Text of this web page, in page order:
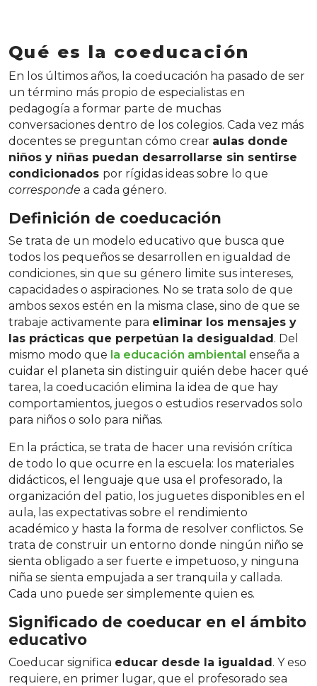
Qué es la coeducación
En los últimos años, la coeducación ha pasado de ser
un término más propio de especialistas en
pedagogía a formar parte de muchas
conversaciones dentro de los colegios. Cada vez más
docentes se preguntan cómo crear aulas donde
niños y niñas puedan desarrollarse sin sentirse
condicionados por rígidas ideas sobre lo que
corresponde a cada género.
Definición de coeducación
Se trata de un modelo educativo que busca que
todos los pequeños se desarrollen en igualdad de
condiciones, sin que su género limite sus intereses,
capacidades o aspiraciones. No se trata solo de que
ambos sexos estén en la misma clase, sino de que se
trabaje activamente para eliminar los mensajes y
las prácticas que perpetúan la desigualdad. Del
mismo modo que la educación ambiental enseña a
cuidar el planeta sin distinguir quién debe hacer qué
tarea, la coeducación elimina la idea de que hay
comportamientos, juegos o estudios reservados solo
para niños o solo para niñas.
En la práctica, se trata de hacer una revisión crítica
de todo lo que ocurre en la escuela: los materiales
didácticos, el lenguaje que usa el profesorado, la
organización del patio, los juguetes disponibles en el
aula, las expectativas sobre el rendimiento
académico y hasta la forma de resolver conflictos. Se
trata de construir un entorno donde ningún niño se
sienta obligado a ser fuerte e impetuoso, y ninguna
niña se sienta empujada a ser tranquila y callada.
Cada uno puede ser simplemente quien es.
Significado de coeducar en el ámbito
educativo
Coeducar significa educar desde la igualdad. Y eso
requiere, en primer lugar, que el profesorado sea